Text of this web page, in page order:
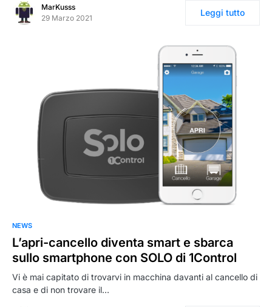
MarKusss
29 Marzo 2021
Leggi tutto
NEWS
L’apri-cancello diventa smart e sbarca
sullo smartphone con SOLO di 1Control
Vi è mai capitato di trovarvi in macchina davanti al cancello di
casa e di non trovare il…